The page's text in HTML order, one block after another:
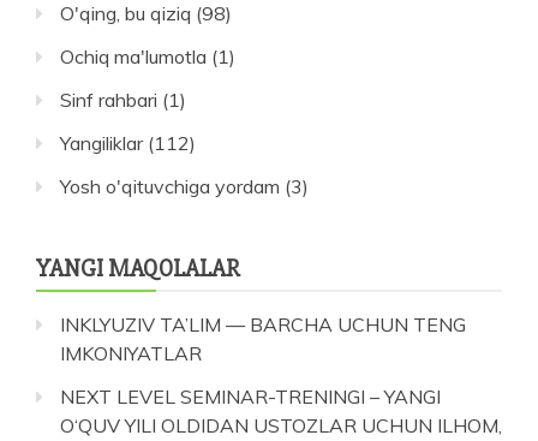
O'qing, bu qiziq (98)
Ochiq ma'lumotla (1)
Sinf rahbari (1)
Yangiliklar(112)
Yosh o'qituvchiga yordam (3)
YANGI MAQOLALAR
INKLYUZIV TA’LIM — BARCHA UCHUN TENG
IMKONIYATLAR
NEXT LEVEL SEMINAR-TRENINGI – YANGI
O‘QUV YILI OLDIDAN USTOZLAR UCHUN ILHOM,